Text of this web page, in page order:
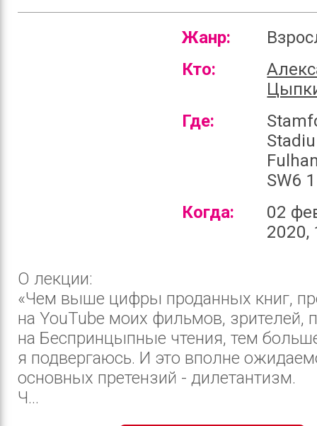
Жанр:
Кто:
Где:
SW6
Когда:
02
2020,
О лекции:
«Чем выше цифры проданных книг,
на YouTube моих фильмов, зрителей,
на Беспринцыпные чтения, тем
я подвергаюсь. И это вполне
основных претензий - дилетантизм.
Ч...